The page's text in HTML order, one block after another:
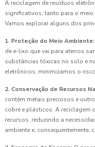
A reciclagem de resíduos
significativos, tanto para o
Vamos explorar alguns dos
1. Proteção do Meio Ambiente:
de e-lixo que vai para aterros
substâncias tóxicas no solo e
eletrônicos, minimizamos o
2. Conservação de Recursos
contêm metais preciosos e
cobre e plásticos. A reciclagem
recursos, reduzindo a
ambiente e,